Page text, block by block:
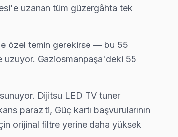
uzanan tüm güzergâhta tek
özel temin gerekirse — bu 55
uzuyor. Gaziosmanpaşa'deki 55
Dijitsu LED TV tuner
paraziti, Güç kartı başvurularının
orijinal filtre yerine daha yüksek